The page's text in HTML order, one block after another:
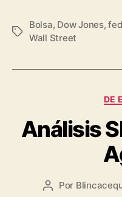
Etiquetas
Bolsa, Dow Jones,fed
Wall Street
DE
Análisis
Autor
Por